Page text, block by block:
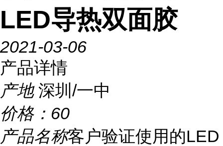
LED导热双面胶
2021-03-06
产品详情
产地 深圳/一中
价格： 60
产品名称客户验证使用的LED